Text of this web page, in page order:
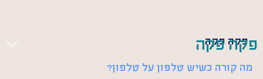
פקה פקה
פקה פקה
מה קורה כשיש טלפון על טלפון?